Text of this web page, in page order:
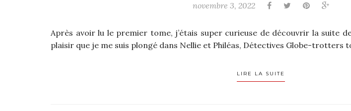
novembre 3, 2022
Après avoir lu le premier tome, j’étais super curieuse de découvrir la suite
plaisir que je me suis plongé dans Nellie et Philéas, Détectives Globe-trotters
LIRE LA SUITE